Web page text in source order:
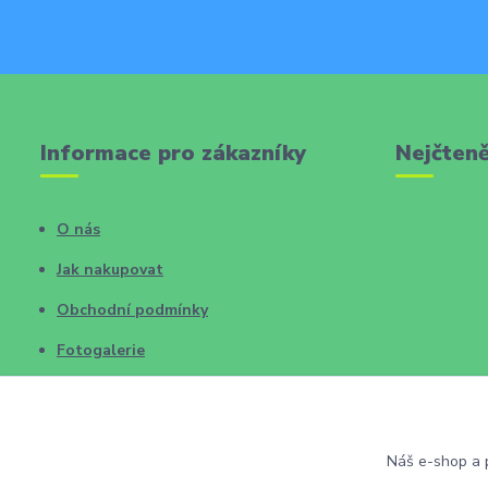
Informace pro zákazníky
O nás
Jak nakupovat
Obchodní podmínky
Fotogalerie
Náš e-shop a